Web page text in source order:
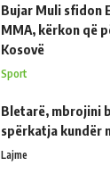
Bujar Muli sfidon
MMA, kërkon që
Kosovë
Sport
Bletarë, mbrojini
spërkatja kundër
Lajme